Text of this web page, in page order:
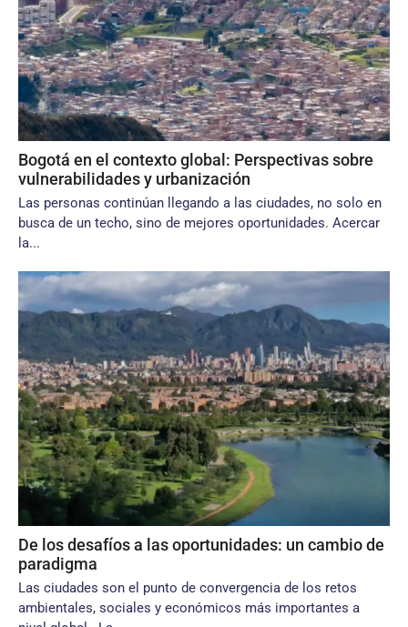
Bogotá en el contexto global: Perspectivas sobre
vulnerabilidades y urbanización
Las personas continúan llegando a las ciudades, no solo en
busca de un techo, sino de mejores oportunidades. Acercar
la...
De los desafíos a las oportunidades: un cambio de
paradigma
Las ciudades son el punto de convergencia de los retos
ambientales, sociales y económicos más importantes a